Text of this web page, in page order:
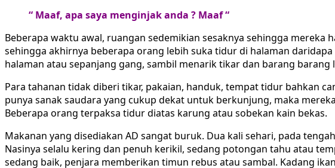
“ Maaf, apa saya menginjak anda ? Maaf “
Beberapa waktu awal, ruangan sedemikian sesaknya sehingga
sehingga akhirnya beberapa orang lebih suka tidur di halaman
halaman atau sepanjang gang, sambil menarik tikar dan barang
Para tahanan tidak diberi tikar, pakaian, handuk, tempat tidur bahkan
punya sanak saudara yang cukup dekat untuk berkunjung, maka
Beberapa orang terpaksa tidur diatas karung atau sobekan kain bekas.
Makanan yang disediakan AD sangat buruk. Dua kali sehari, pada
Nasinya selalu kering dan penuh kerikil, sedang potongan tahu atau
sedang baik, penjara memberikan timun rebus atau sambal. Kadang